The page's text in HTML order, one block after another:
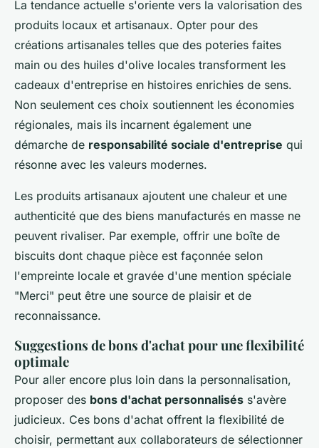
La tendance actuelle s'oriente vers la valorisation des
produits locaux et artisanaux. Opter pour des
créations artisanales telles que des poteries faites
main ou des huiles d'olive locales transforment les
cadeaux d'entreprise en histoires enrichies de sens.
Non seulement ces choix soutiennent les économies
régionales, mais ils incarnent également une
démarche de responsabilité sociale d'entreprise qui
résonne avec les valeurs modernes.
Les produits artisanaux ajoutent une chaleur et une
authenticité que des biens manufacturés en masse ne
peuvent rivaliser. Par exemple, offrir une boîte de
biscuits dont chaque pièce est façonnée selon
l'empreinte locale et gravée d'une mention spéciale
"Merci" peut être une source de plaisir et de
reconnaissance.
Suggestions de bons d'achat pour une flexibilité
optimale
Pour aller encore plus loin dans la personnalisation,
proposer des bons d'achat personnalisés s'avère
judicieux. Ces bons d'achat offrent la flexibilité de
choisir, permettant aux collaborateurs de sélectionner